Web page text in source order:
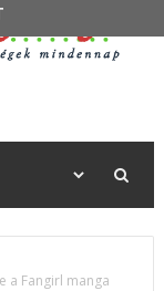
a Fangirl manga